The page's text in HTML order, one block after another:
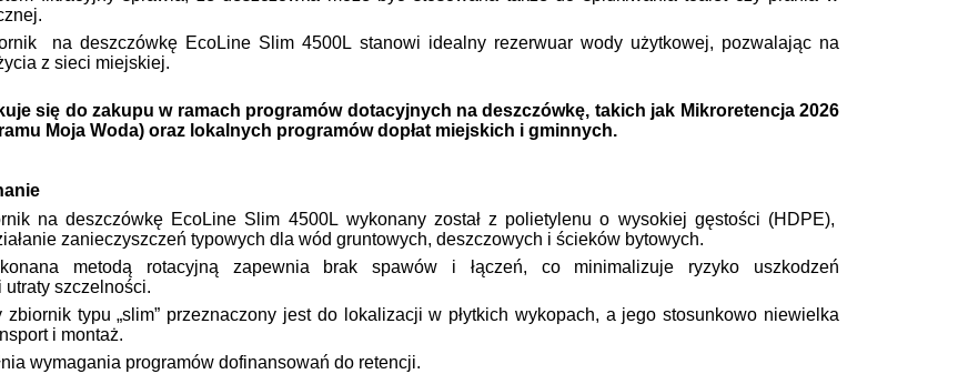
na deszczówkę EcoLine Slim 4500L stanowi idealny rezerwuar wody użytkowej, pozwalając na
z sieci miejskiej.
się do zakupu w ramach programów dotacyjnych na deszczówkę, takich jak Mikroretencja 2026
Moja Woda) oraz lokalnych programów dopłat miejskich i gminnych.
na deszczówkę EcoLine Slim 4500L wykonany został z polietylenu o wysokiej gęstości (HDPE),
zanieczyszczeń typowych dla wód gruntowych, deszczowych i ścieków bytowych.
metodą rotacyjną zapewnia brak spawów i łączeń, co minimalizuje ryzyko uszkodzeń
utraty szczelności.
zbiornik typu „slim” przeznaczony jest do lokalizacji w płytkich wykopach, a jego stosunkowo niewielka
i montaż.
wymagania programów dofinansowań do retencji.